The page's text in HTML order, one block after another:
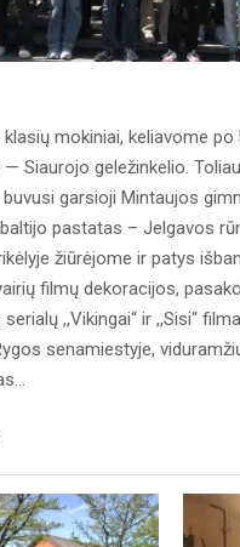
mokiniai, keliavome
Siaurojo geležinkelio.
garsioji Mintaujos
pastatas – Jelgavos
žiūrėjome ir patys
filmų dekoracijos,
,,Vikingai“ ir ,,Sisi“
senamiestyje,